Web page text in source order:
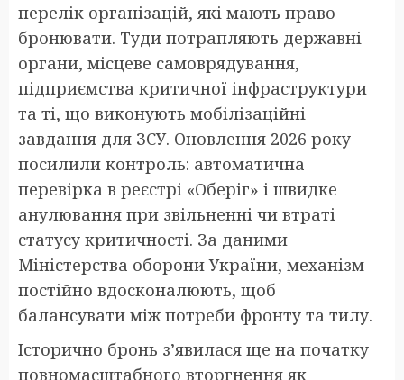
перелік організацій, які мають право
бронювати. Туди потрапляють державні
органи, місцеве самоврядування,
підприємства критичної інфраструктури
та ті, що виконують мобілізаційні
завдання для ЗСУ. Оновлення 2026 року
посилили контроль: автоматична
перевірка в реєстрі «Оберіг» і швидке
анулювання при звільненні чи втраті
статусу критичності. За даними
Міністерства оборони України, механізм
постійно вдосконалюють, щоб
балансувати між потреби фронту та тилу.
Історично бронь з’явилася ще на початку
повномасштабного вторгнення як